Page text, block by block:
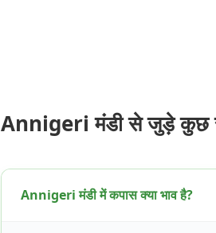
Annigeri मंडी से जुड़े कुछ
Annigeri मंडी में कपास क्या भाव है?